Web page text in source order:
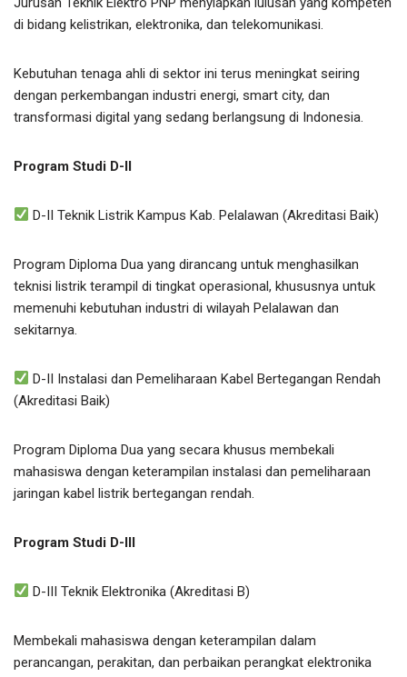
di bidang kelistrikan, elektronika, dan telekomunikasi.
Kebutuhan tenaga ahli di sektor ini terus meningkat seiring
dengan perkembangan industri energi, smart city, dan
transformasi digital yang sedang berlangsung di Indonesia.
Program Studi D-II
D-II Teknik Listrik Kampus Kab. Pelalawan (Akreditasi Baik)
Program Diploma Dua yang dirancang untuk menghasilkan
teknisi listrik terampil di tingkat operasional, khususnya untuk
memenuhi kebutuhan industri di wilayah Pelalawan dan
sekitarnya.
D-II Instalasi dan Pemeliharaan Kabel Bertegangan Rendah
(Akreditasi Baik)
Program Diploma Dua yang secara khusus membekali
mahasiswa dengan keterampilan instalasi dan pemeliharaan
jaringan kabel listrik bertegangan rendah.
Program Studi D-III
D-III Teknik Elektronika (Akreditasi B)
Membekali mahasiswa dengan keterampilan dalam
perancangan, perakitan, dan perbaikan perangkat elektronika